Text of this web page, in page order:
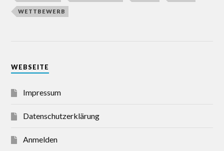
WETTBEWERB
WEBSEITE
Impressum
Datenschutzerklärung
Anmelden